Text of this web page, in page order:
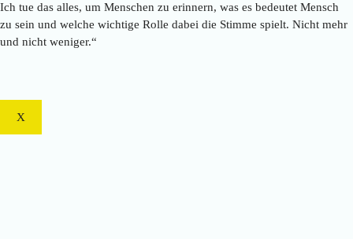
Ich tue das alles, um Menschen zu erinnern, was es bedeutet Mensch
zu sein und welche wichtige Rolle dabei die Stimme spielt. Nicht mehr
und nicht weniger.“
X